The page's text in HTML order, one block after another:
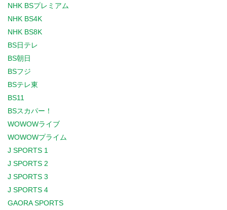
NHK BSプレミアム
NHK BS4K
NHK BS8K
BS日テレ
BS朝日
BSフジ
BSテレ東
BS11
BSスカパー！
WOWOWライブ
WOWOWプライム
J SPORTS 1
J SPORTS 2
J SPORTS 3
J SPORTS 4
GAORA SPORTS